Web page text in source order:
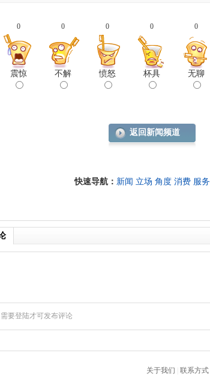
0
震惊
0
不解
0
愤怒
0
杯具
0
无聊
返回新闻频道
快速导航： 新闻 立场 角度 消费 服务
关于我们 联系方式